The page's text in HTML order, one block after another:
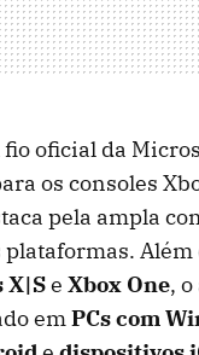
fio oficial da
os consoles
pela ampla
X|Se Xbox One,
emPCs com